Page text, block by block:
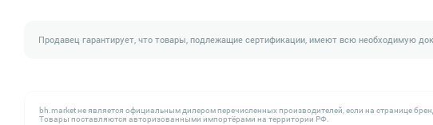
Продавец гарантирует, что товары, подлежащие сертификации, имеют всю необходимую
bh.market не является официальным дилером перечисленных производителей, если на странице
Товары поставляются авторизованными импортёрами на территории РФ.